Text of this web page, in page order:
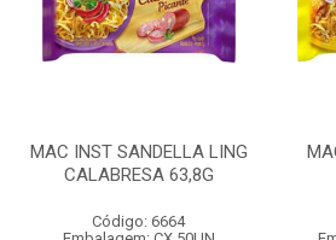
MAC INST SANDELLA LING
CALABRESA 63,8G
Código: 6664